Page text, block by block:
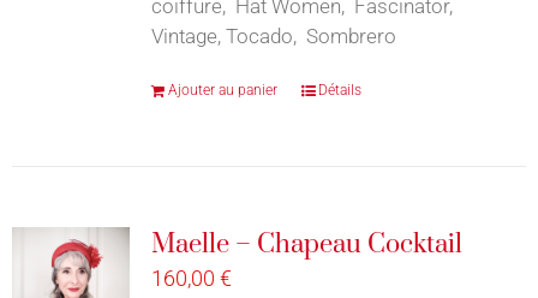
coiffure, Hat Women, Fascinator,
Vintage, Tocado, Sombrero
Ajouter au panier Détails
Maelle – Chapeau Cocktail
160,00 €